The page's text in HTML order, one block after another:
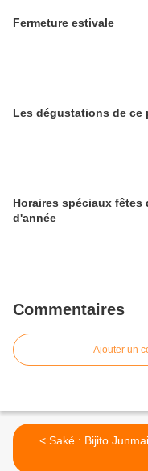
Fermeture estivale
Les dégustations de ce
Horaires spéciaux fêtes
d'année
Commentaires
Ajouter un
< Saké : Bijito Junmai